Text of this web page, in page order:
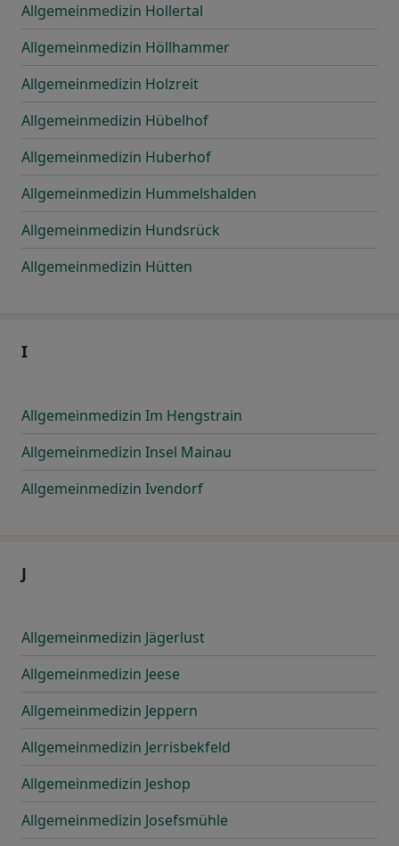
Allgemeinmedizin Hollertal
Allgemeinmedizin Höllhammer
Allgemeinmedizin Holzreit
Allgemeinmedizin Hübelhof
Allgemeinmedizin Huberhof
Allgemeinmedizin Hummelshalden
Allgemeinmedizin Hundsrück
Allgemeinmedizin Hütten
I
Allgemeinmedizin Im Hengstrain
Allgemeinmedizin Insel Mainau
Allgemeinmedizin Ivendorf
J
Allgemeinmedizin Jägerlust
Allgemeinmedizin Jeese
Allgemeinmedizin Jeppern
Allgemeinmedizin Jerrisbekfeld
Allgemeinmedizin Jeshop
Allgemeinmedizin Josefsmühle